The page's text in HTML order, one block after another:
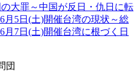
大罪～中国が反日・仇日に転
月5日(土)開催台湾の現状～総
月7日(土)開催台湾に根づく日
団